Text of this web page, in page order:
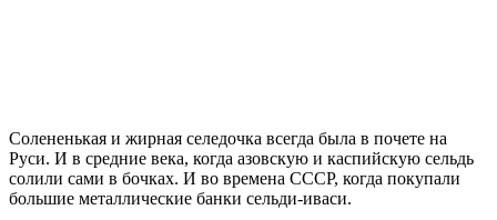
Солененькая и жирная селедочка всегда была в почете на
Руси. И в средние века, когда азовскую и каспийскую сельдь
солили сами в бочках. И во времена СССР, когда покупали
большие металлические банки сельди-иваси.